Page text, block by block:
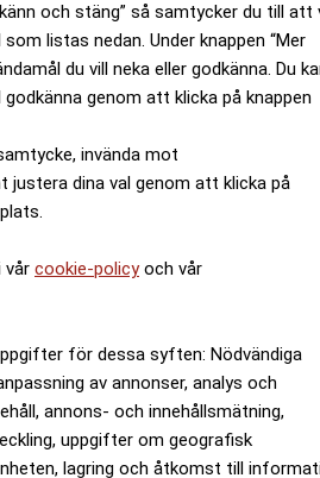
och stäng” så samtycker du till att
listas nedan. Under knappen “Mer
du vill neka eller godkänna. Du
genom att klicka på knappen
invända mot
justera dina val genom att klicka på
vår cookie-policyoch vår
för dessa syften: Nödvändiga
av annonser, analys och
annons- och innehållsmätning,
uppgifter om geografisk
lagring och åtkomst till